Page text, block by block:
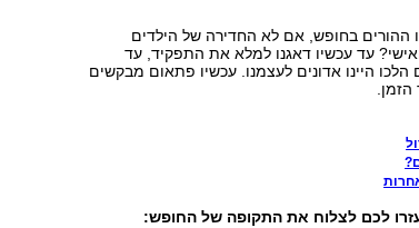
ההורים בחופש, אם לא החדירה של הילדים
עד עכשיו דאגנו למלא את התפקיד, עד
היינו אדונים לעצמנו. עכשיו פתאום מבקשים
לכם לצלוח את התקופה של החופש: